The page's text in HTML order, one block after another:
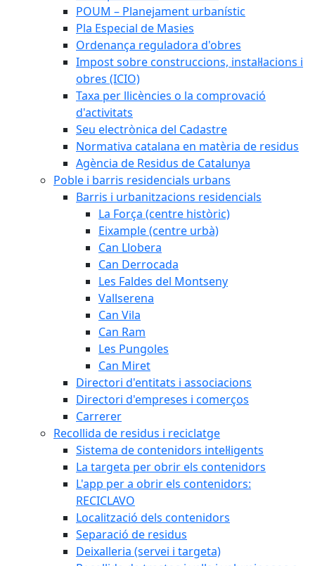
POUM – Planejament urbanístic
Pla Especial de Masies
Ordenança reguladora d'obres
Impost sobre construccions, instal·lacions i
obres (ICIO)
Taxa per llicències o la comprovació
d'activitats
Seu electrònica del Cadastre
Normativa catalana en matèria de residus
Agència de Residus de Catalunya
Poble i barris residencials urbans
Barris i urbanitzacions residencials
La Força (centre històric)
Eixample (centre urbà)
Can Llobera
Can Derrocada
Les Faldes del Montseny
Vallserena
Can Vila
Can Ram
Les Pungoles
Can Miret
Directori d'entitats i associacions
Directori d'empreses i comerços
Carrerer
Recollida de residus i reciclatge
Sistema de contenidors intel·ligents
La targeta per obrir els contenidors
L'app per a obrir els contenidors:
RECICLAVO
Localització dels contenidors
Separació de residus
Deixalleria (servei i targeta)